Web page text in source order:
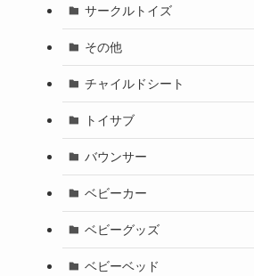
サークルトイズ
その他
チャイルドシート
トイサブ
バウンサー
ベビーカー
ベビーグッズ
ベビーベッド